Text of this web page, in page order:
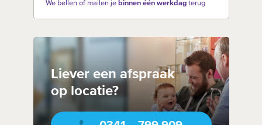
We bellen of mailen je binnen één werkdagterug
Liever een afspraak
op locatie?